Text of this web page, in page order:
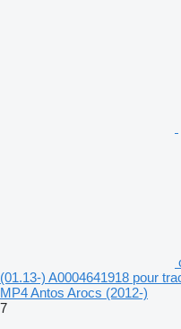
(01.13-) A0004641918 pour
MP4 Antos Arocs (2012-)
7